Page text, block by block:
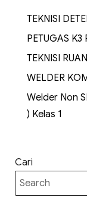
TEKNISI
PETUGAS K3
TEKNISI
WELDER
Welder Non
) Kelas 1
Cari